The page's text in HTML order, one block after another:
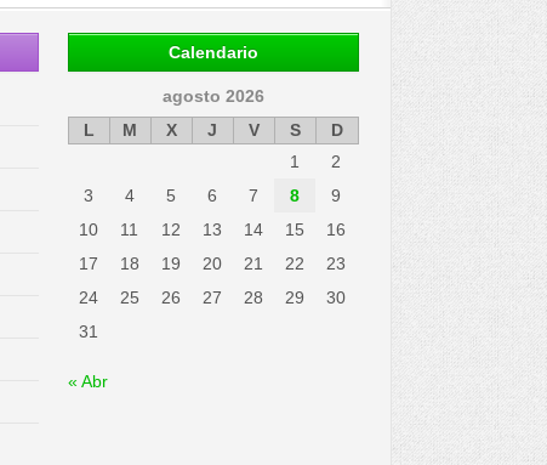
Calendario
agosto 2026
L
M X J V S
D
1
2
3
4 5 6 7 8
9
10
11 12 13 14 15
16
17
18 19 20 21 22
23
24
25 26 27 28 29
30
31
« Abr